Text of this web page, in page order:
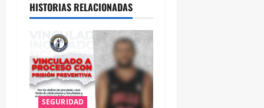
HISTORIAS RELACIONADAS
SEGURIDAD